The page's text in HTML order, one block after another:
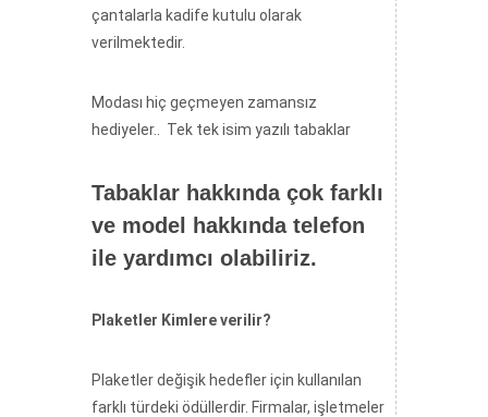
çantalarla kadife kutulu olarak
verilmektedir.
Modası hiç geçmeyen zamansız
hediyeler.. Tek tek isim yazılı tabaklar
Tabaklar hakkında çok farklı
ve model hakkında telefon
ile yardımcı olabiliriz.
Plaketler Kimlere verilir?
Plaketler değişik hedefler için kullanılan
farklı türdeki ödüllerdir. Firmalar, işletmeler